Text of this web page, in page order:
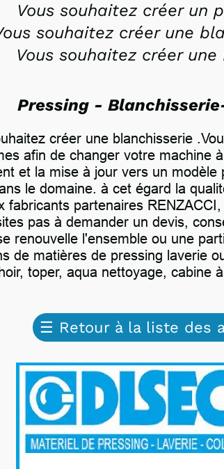
Vous souhaitez créer un
souhaitez créer une
Vous souhaitez créer une
Pressing -
créer une blanchisserie
afin de changer votre machine
et la mise à jour vers un
le domaine. à cet égard la
fabricants partenaires
pas à demander un devis,
renouvelle l'ensemble ou une
de matières de pressing laverie
toper, aqua nettoyage, cabine
☰ Retour à la liste des